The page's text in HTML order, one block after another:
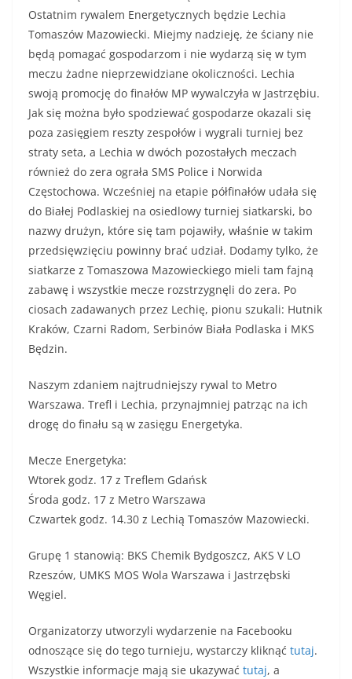
Ostatnim rywalem Energetycznych będzie Lechia
Tomaszów Mazowiecki. Miejmy nadzieję, że ściany nie
będą pomagać gospodarzom i nie wydarzą się w tym
meczu żadne nieprzewidziane okoliczności. Lechia
swoją promocję do finałów MP wywalczyła w Jastrzębiu.
Jak się można było spodziewać gospodarze okazali się
poza zasięgiem reszty zespołów i wygrali turniej bez
straty seta, a Lechia w dwóch pozostałych meczach
również do zera ograła SMS Police i Norwida
Częstochowa. Wcześniej na etapie półfinałów udała się
do Białej Podlaskiej na osiedlowy turniej siatkarski, bo
nazwy drużyn, które się tam pojawiły, właśnie w takim
przedsięwzięciu powinny brać udział. Dodamy tylko, że
siatkarze z Tomaszowa Mazowieckiego mieli tam fajną
zabawę i wszystkie mecze rozstrzygnęli do zera. Po
ciosach zadawanych przez Lechię, pionu szukali: Hutnik
Kraków, Czarni Radom, Serbinów Biała Podlaska i MKS
Będzin.
Naszym zdaniem najtrudniejszy rywal to Metro
Warszawa. Trefl i Lechia, przynajmniej patrząc na ich
drogę do finału są w zasięgu Energetyka.
Mecze Energetyka:
Wtorek godz. 17 z Treflem Gdańsk
Środa godz. 17 z Metro Warszawa
Czwartek godz. 14.30 z Lechią Tomaszów Mazowiecki.
Grupę 1 stanowią: BKS Chemik Bydgoszcz, AKS V LO
Rzeszów, UMKS MOS Wola Warszawa i Jastrzębski
Węgiel.
Organizatorzy utworzyli wydarzenie na Facebooku
odnoszące się do tego turnieju, wystarczy kliknąć tutaj.
Wszystkie informacje mają sie ukazywać tutaj, a